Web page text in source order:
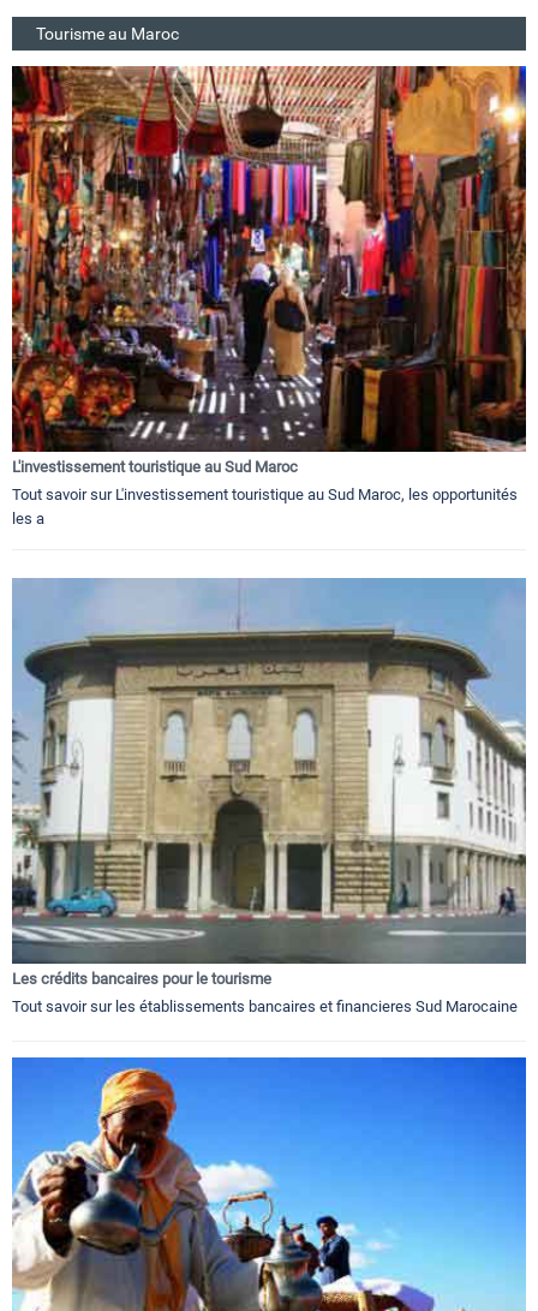
Tourisme au Maroc
L'investissement touristique au Sud Maroc
Tout savoir sur L'investissement touristique au Sud Maroc, les opportunités
les a
Les crédits bancaires pour le tourisme
Tout savoir sur les établissements bancaires et financieres Sud Marocaine